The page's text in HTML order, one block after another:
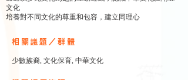
文化
培養對不同文化的尊重和包容，建立同理心
相關議題／群體
少數族裔, 文化保育, 中華文化